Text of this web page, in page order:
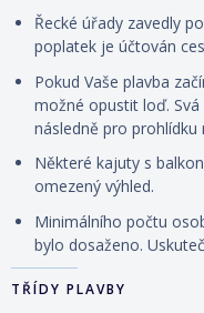
Řecké úřady zavedly
poplatek je účtován
Pokud Vaše plavba
možné opustit loď.
následně pro
Některé kajuty s
omezený výhled.
Minimálního počtu
bylo dosaženo.
TŘÍDY PLAVBY